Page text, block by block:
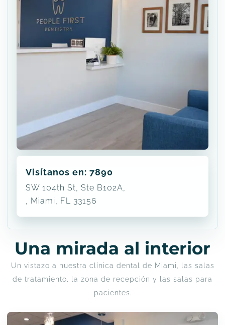
Visítanos en: 7890
SW 104th St, Ste B102A,
, Miami, FL 33156
Una mirada al interior
Un vistazo a nuestra clínica dental de Miami, las salas
de tratamiento, la zona de recepción y las salas para
pacientes.